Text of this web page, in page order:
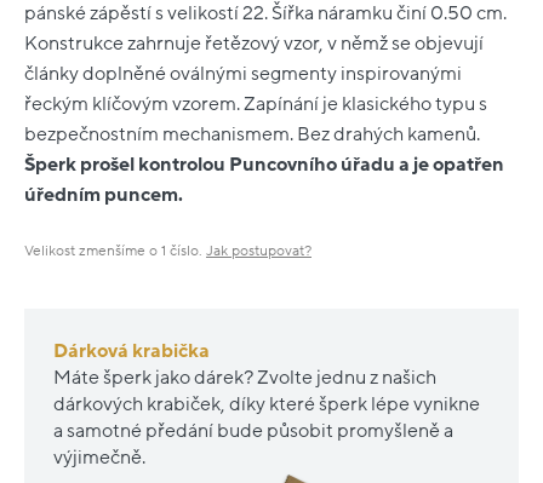
pánské zápěstí s velikostí 22. Šířka náramku činí 0.50 cm.
Konstrukce zahrnuje řetězový vzor, v němž se objevují
články doplněné oválnými segmenty inspirovanými
řeckým klíčovým vzorem. Zapínání je klasického typu s
bezpečnostním mechanismem. Bez drahých kamenů.
Šperk prošel kontrolou Puncovního úřadu a je opatřen
úředním puncem.
Velikost zmenšíme o 1 číslo. Jak postupovat?
Dárková krabička
Máte šperk jako dárek? Zvolte jednu z našich
dárkových krabiček, díky které šperk lépe vynikne
a samotné předání bude působit promyšleně a
výjimečně.